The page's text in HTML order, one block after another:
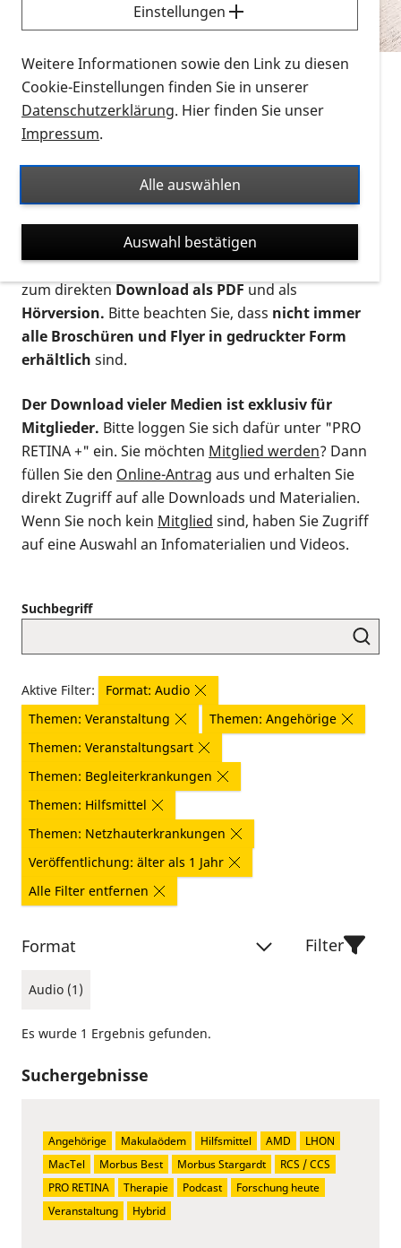
suchen und dieses bestellen bzw. herunterladen
können? Schauen Sie sich dieErklärvideos zum
Thema Infomaterial auf der PRO RETINA-Website
für blinde und sehbehinderte Menschen an.
Auf dieser Seite finden Sie sämtliches Infomaterial
Ort. Nutzen Sie den Formatfilter, um ausschließlich
nach Flyern und Broschüren, Audios oder Videos zu
suchen. Die meisten Flyer und Broschüren werden in
verschiedenen Formaten angeboten: zur
postalischen Bestellung als gedruckte Variante
zum direktenDownload als PDFund als
Hörversion. Bitte beachten Sie, dass nicht immer
alle Broschüren und Flyer in gedruckter Form
erhältlich sind.
Der Download vieler Medien ist exklusiv für
Mitglieder. Bitte loggen Sie sich dafür unter "PRO
RETINA +" ein. Sie möchten Mitglied werden? Dann
füllen Sie den Online-Antrag aus und erhalten Sie
direkt Zugriff auf alle Downloads und Materialien.
Wenn Sie noch kein Mitglied sind, haben Sie Zugriff
auf eine Auswahl an Infomaterialien und Videos.
Suchbegriff
Aktive Filter:
Format: Audio
Themen: Veranstaltung
Themen: Angehörige
Themen: Veranstaltungsart
Themen: Begleiterkrankungen
Themen: Hilfsmittel
Themen: Netzhauterkrankungen
Veröffentlichung: älter als 1 Jahr
Alle Filter entfernen
Format
Audio (1)
Filter
Es wurde 1 Ergebnis gefunden.
Suchergebnisse
Angehörige Makulaödem Hilfsmittel AMD
LHON
MacTel
Morbus Best Morbus Stargardt
RCS / CCS
PRO RETINA
Therapie Podcast
Forschung heute
Veranstaltung
Hybrid
Einstellungen
Weitere Informationen sowie den Link zu diesen
Cookie-Einstellungen finden Sie in unserer
Datenschutzerklärung. Hier finden Sie unser
Impressum.
Alle auswählen
Auswahl bestätigen